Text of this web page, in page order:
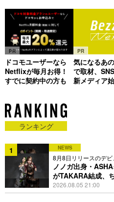
PR
ドコモユーザーなら
Netflixが毎月お得！
すでに契約中の方も
PR
気になるあ
で取材、
新メディア
ランキング
1 NEWS
8月8日リリースのデビ
「Time is money」
ノノガ出身・
がTAKARA結成、
宰レーベル第2弾ア
に
2026.08.05 21:00